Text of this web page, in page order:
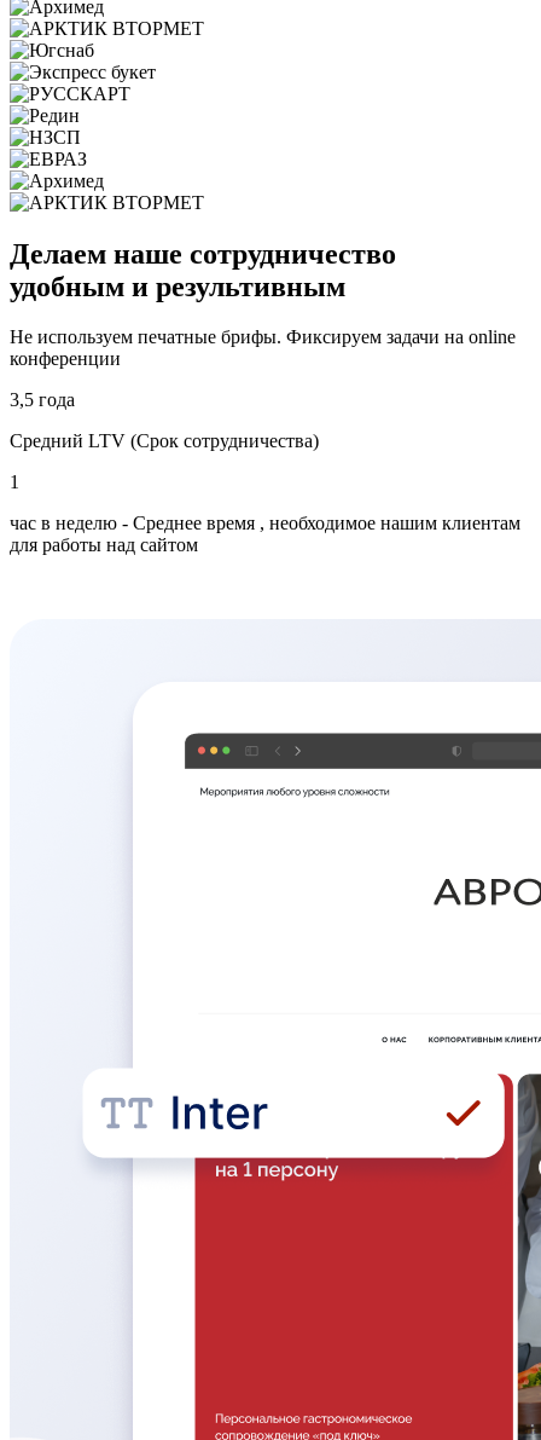
Делаем наше
удобными результивным
Не используем печатные брифы. Фиксируем задачи на online
конференции
3,5 года
Средний LTV (Срок сотрудничества)
1
час в неделю - Среднее время , необходимое нашим клиентам
для работы над сайтом